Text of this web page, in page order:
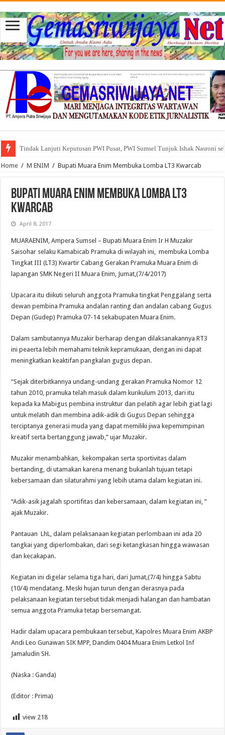
Tindak Lanjuti Keputusan PWI Pusat, PWI Sumsel Tunjuk Ishak Nasroni
Tuntut Akuntabilitas Dana Desa, Pemuda dan Tokoh Sukamerindu Desak
Home / M ENIM / Bupati Muara Enim Membuka Lomba LT3 Kwarcab
Bupati Muara Enim Membuka Lomba LT3
Kwarcab
April 8, 2017
MUARAENIM, Ampera Sumsel – Bupati Muara Enim Ir H Muzakir
Saisohar selaku Kamabicab Pramuka di wilayah ini, membuka Lomba
Tingkat III (LT3) Kwartir Cabang Gerakan Pramuka Muara Enim di
lapangan SMK Negeri II Muara Enim, Jumat,(7/4/2017)
Upacara itu diikuti seluruh anggota Pramuka tingkat Penggalang serta
dewan pembina Pramuka andalan ranting dan andalan cabang Gugus
Depan (Gudep) Pramuka 07-14 sekabupaten Muara Enim.
Dalam sambutannya Muzakir berharap dengan dilaksanakannya RT3
ini peaerta lebih memahami teknik kepramukaan, dengan ini dapat
meningkatkan keaktifan pangkalan gugus depan.
“Sejak diterbitkannya undang-undang gerakan Pramuka Nomor 12
tahun 2010, pramuka telah masuk dalam kurikulum 2013, dari itu
kepada ka Mabigus pembina instruktur dan pelatih agar lebih giat lagi
untuk melatih dan membina adik-adik di Gugus Depan sehingga
terciptanya generasi muda yang dapat memiliki jiwa kepemimpinan
kreatif serta bertanggung jawab,” ujar Muzakir.
Muzakir menambahkan, kekompakan serta sportivitas dalam
bertanding, di utamakan karena menang bukanlah tujuan tetapi
kebersamaan dan silaturahmi yang lebih utama dalam kegiatan ini.
“Adik-asik jagalah sportifitas dan kebersamaan, dalam kegiatan ini, ”
ajak Muzakir.
Pantauan LhL, dalam pelaksanaan kegiatan perlombaan ini ada 20
tangkai yang diperlombakan, dari segi ketangkasan hingga wawasan
dan kecakapan.
Kegiatan ini digelar selama tiga hari, dari Jumat,(7/4) hingga Sabtu
(10/4) mendatang. Meski hujan turun dengan derasnya pada
pelaksanaan kegiatan tersebut tidak menjadi halangan dan hambatan
semua anggota Pramuka tetap bersemangat.
Hadir dalam upacara pembukaan tersebut, Kapolres Muara Enim AKBP
Andi Leo Gunawan SIK MPP, Dandim 0404 Muara Enim Letkol Inf
Jamaludin SH.
(Naska : Ganda)
(Editor : Prima)
view 218